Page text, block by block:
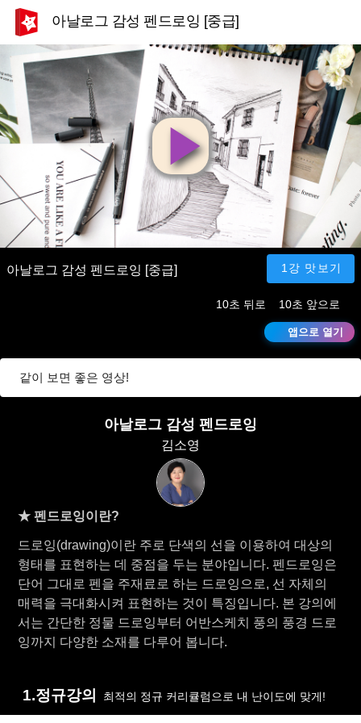
아날로그 감성 펜드로잉 [중급]
영
상
재
생
아날로그 감성 펜드로잉 [중급] 1강 맛보기
10초 뒤로 10초 앞으로
앱으로 열기
같이 보면 좋은 영상!
아날로그 감성 펜드로잉
김소영
★ 펜드로잉이란?
드로잉(drawing)이란 주로 단색의 선을 이용하여 대상의
형태를 표현하는 데 중점을 두는 분야입니다. 펜드로잉은
단어 그대로 펜을 주재료로 하는 드로잉으로, 선 자체의
매력을 극대화시켜 표현하는 것이 특징입니다. 본 강의에
서는 간단한 정물 드로잉부터 어반스케치 풍의 풍경 드로
잉까지 다양한 소재를 다루어 봅니다.
1.정규강의 최적의 정규 커리큘럼으로 내 난이도에 맞게!